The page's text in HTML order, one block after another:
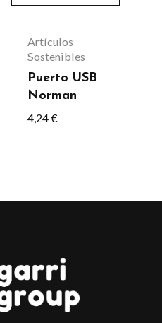
Artículos
Sostenibles
Puerto USB
Norman
4,24€